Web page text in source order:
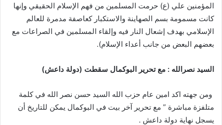
المؤمنين علي (ع) حرمت المسلمين من فهم الإسلام الحقيقي وإنها
كانت مسمومة بسم الصهاينة والاستكبار کعاصفة مدمرة للعالم
الإسلامي بهدف إشعال النار فيه وإلقاء المسلمين في الصراعات مع
بعضهم البعض من جانب أعداء الإسلام).
السيد نصرالله : مع تحرير البوكمال سقطت (دولة داعش)
ومن جهته اكد امين عام حزب الله السيد حسن نصر الله في كلمة
متلفزة مباشرة ” مع تحرير آخر بيت في البوكمال يمكن للتاريخ أن
يسجل نهاية دولة داعش .